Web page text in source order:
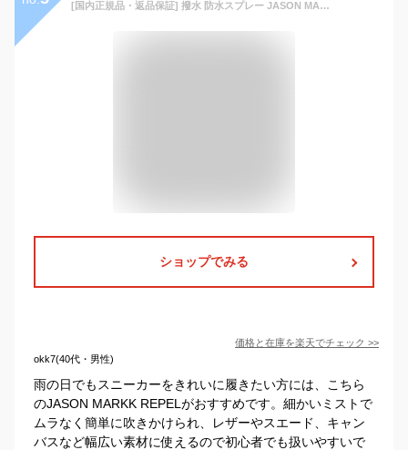
[国内正規品・返品保証] 撥水 防水スプレー JASON MARKK REPEL PFASを含まない環境に優しい防水スプレー レザー スウェード ヌバック キャンバス 様々な素材に使用可能 ノンエアゾール ジェイソンマーク リペル 5.4oz. 159.7ml
ショップでみる
価格と在庫を楽天でチェック >>
okk7(40代・男性)
雨の日でもスニーカーをきれいに履きたい方には、こちら
のJASON MARKK REPELがおすすめです。細かいミストで
ムラなく簡単に吹きかけられ、レザーやスエード、キャン
バスなど幅広い素材に使えるので初心者でも扱いやすいで